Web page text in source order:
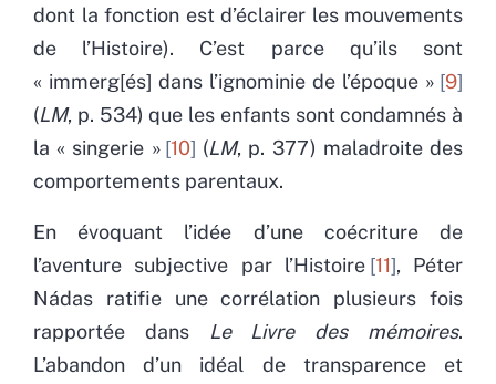
dont la fonction est d’éclairer les mouvements
de l’Histoire). C’est parce qu’ils sont
« immerg[és] dans l’ignominie de l’époque » 9
(LM, p. 534) que les enfants sont condamnés à
la « singerie » 10 (LM, p. 377) maladroite des
comportements parentaux.
En évoquant l’idée d’une coécriture de
l’aventure subjective par l’Histoire 11 , Péter
Nádas ratifie une corrélation plusieurs fois
rapportée dans
Le Livre des mémoires.
L’abandon d’un idéal de transparence et